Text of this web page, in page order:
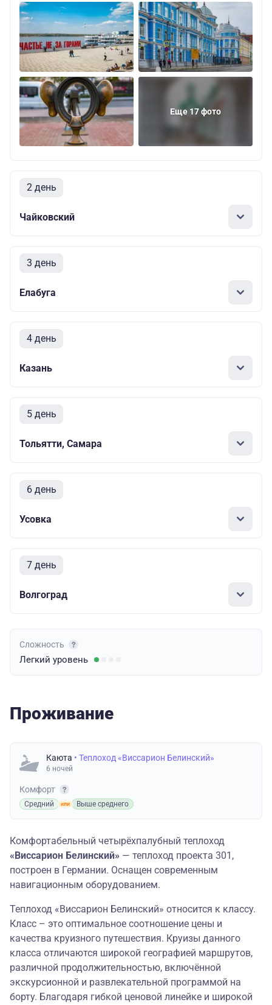
Еще 17 фото
2 день
Чайковский
3 день
Елабуга
4 день
Казань
5 день
Тольятти, Самара
6 день
Усовка
7 день
Волгоград
Сложность
Легкий уровень
Проживание
Каюта • Теплоход «Виссарион Белинский»
6 ночей
Комфорт
Средний Выше среднего
Комфортабельный четырёхпалубный теплоход
«Виссарион Белинский» — теплоход проекта 301,
построен в Германии. Оснащен современным
навигационным оборудованием.
Теплоход «Виссарион Белинский» относится к классу.
Класс – это оптимальное соотношение цены и
качества круизного путешествия. Круизы данного
класса отличаются широкой географией маршрутов,
различной продолжительностью, включённой
экскурсионной и развлекательной программой на
борту. Благодаря гибкой ценовой линейке и широкой